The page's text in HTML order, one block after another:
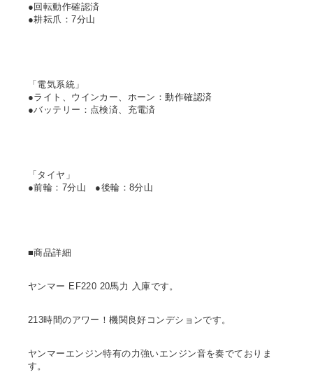
●回転動作確認済
●耕耘爪：7分山
「電気系統」
●ライト、ウインカー、ホーン：動作確認済
●バッテリー：点検済、充電済
「タイヤ」
●前輪：7分山 ●後輪：8分山
■商品詳細
ヤンマー EF220 20馬力 入庫です。
213時間のアワー！機関良好コンデションです。
ヤンマーエンジン特有の力強いエンジン音を奏でておりま
す。